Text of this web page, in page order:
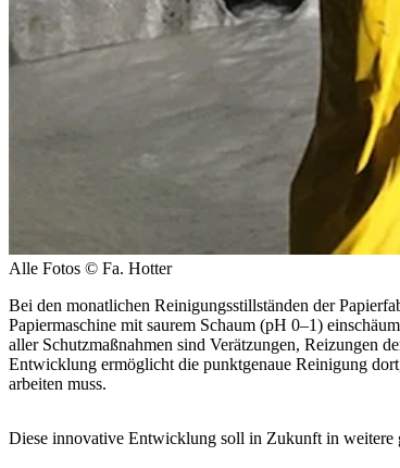
Alle Fotos © Fa. Hotter
Bei den monatlichen Reinigungsstillständen der
Papiermaschine mit saurem Schaum (pH 0–1)
aller Schutzmaßnahmen sind Verätzungen, Reizungen
Entwicklung ermöglicht die punktgenaue Reinigung
arbeiten muss.
Diese innovative Entwicklung soll in Zukunft in weitere